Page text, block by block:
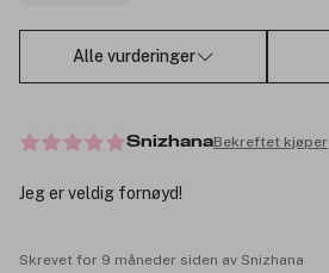
Alle vurderinger
SnizhanaBekreftet kjøper
Jeg er veldig fornøyd!
Skrevet for 9 måneder siden av Snizhana